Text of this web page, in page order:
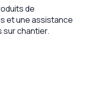
de
et une assistance
chantier.